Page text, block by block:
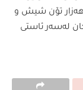
دروستكراوە و رۆژانە توانای بەرهەمهێنانی 350 هەزار تۆن شیش و
لەسەر ئاستی